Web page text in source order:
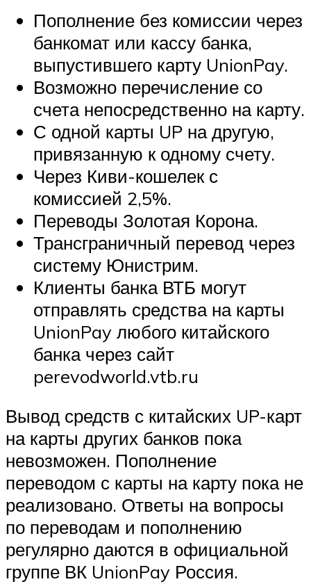
Пополнение без комиссии через
банкомат или кассу банка,
выпустившего карту UnionPay.
Возможно перечисление со
счета непосредственно на карту.
С одной карты UP на другую,
привязанную к одному счету.
Через Киви-кошелек с
комиссией 2,5%.
Переводы Золотая Корона.
Трансграничный перевод через
систему Юнистрим.
Клиенты банка ВТБ могут
отправлять средства на карты
UnionPay любого китайского
банка через сайт
perevodworld.vtb.ru
Вывод средств с китайских UP-карт
на карты других банков пока
невозможен. Пополнение
переводом с карты на карту пока не
реализовано. Ответы на вопросы
по переводам и пополнению
регулярно даются в официальной
группе ВК UnionPay Россия.